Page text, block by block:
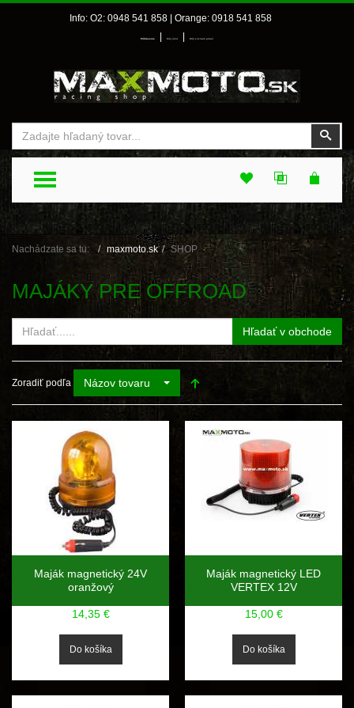
Info: O2: 0948 541 858 | Orange: 0918 541 858
Prihlásenie Môj účet Môj zoznam prianí
TOGGLE MENU
Nachádzate sa tu: maxmoto.sk SHOP
MAJÁKY PRE OFFROAD
Hľadať v obchode
Zoradiť podľa Názov tovaru
Maják magnetický 24V
oranžový
14,35 €
Maják magnetický LED
VERTEX 12V
15,00 €